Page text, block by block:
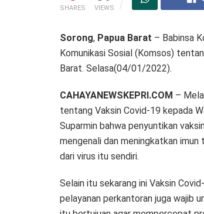
SHARES VIEWS
Sorong, Papua Barat – Babinsa
Komunikasi Sosial (Komsos)
Barat. Selasa(04/01/2022).
CAHAYANEWSKEPRI.COM –
tentang Vaksin Covid-19 kepada
Suparmin bahwa penyuntikan
mengenali dan meningkatkan
dari virus itu sendiri.
Selain itu sekarang ini Vaksin
pelayanan perkantoran juga wajib